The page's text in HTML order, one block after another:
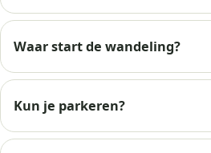
Waar start de wandeling?
Kun je parkeren?